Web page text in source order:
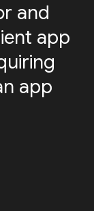
and
app
app